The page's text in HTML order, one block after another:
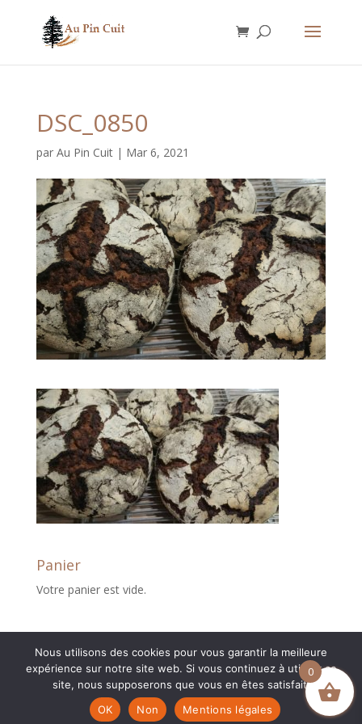
DSC_0850
par Au Pin Cuit| Mar 6, 2021
Panier
Votre panier est vide.
Création boutique en ligne :Myriam Corbet
Webcommunication
0
Nous utilisons des cookies pour vous garantir la meilleure
expérience sur notre site web. Si vous continuez à utiliser ce
site, nous supposerons que vous en êtes satisfait.
OK
Non Mentions légales